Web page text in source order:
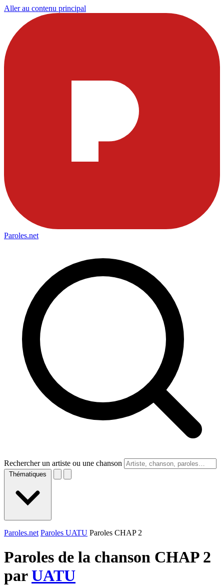
Aller au contenu principal
Paroles.net
Rechercher un artiste ou une chanson
Thématiques
Paroles.net Paroles UATU Paroles CHAP 2
Paroles de la chanson CHAP 2
parUATU